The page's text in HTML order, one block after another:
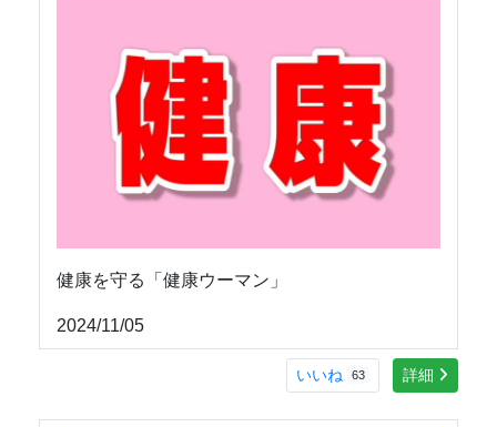
健康を守る「健康ウーマン」
2024/11/05
いいね 63 詳細